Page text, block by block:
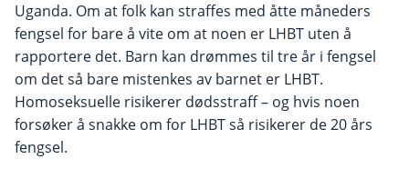
Uganda. Om at folk kan straffes med åtte måneders
fengsel for bare å vite om at noen er LHBT uten å
rapportere det. Barn kan drømmes til tre år i fengsel
om det så bare mistenkes av barnet er LHBT.
Homoseksuelle risikerer dødsstraff – og hvis noen
forsøker å snakke om for LHBT så risikerer de 20 års
fengsel.